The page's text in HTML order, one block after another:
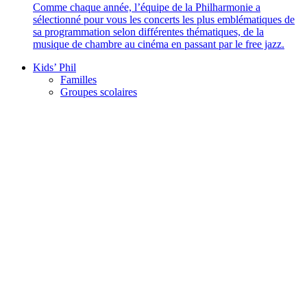
Comme chaque année, l’équipe de la Philharmonie a
sélectionné pour vous les concerts les plus emblématiques de
sa programmation selon différentes thématiques, de la
musique de chambre au cinéma en passant par le free jazz.
Kids’ Phil
Familles
Groupes scolaires